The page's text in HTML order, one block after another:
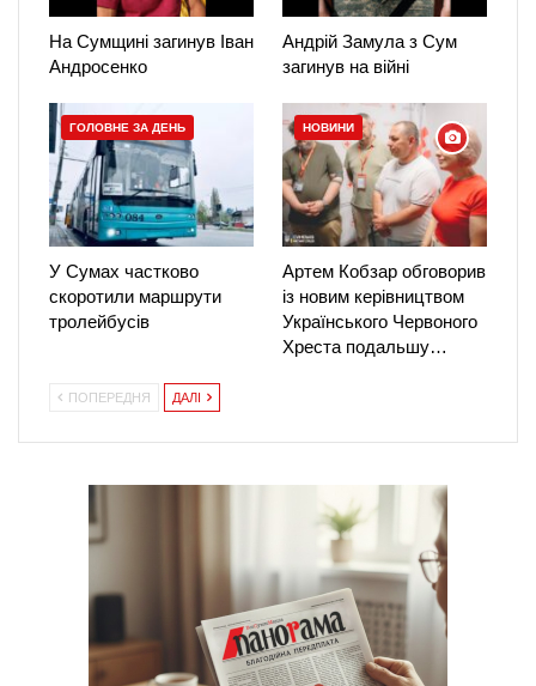
На Сумщині загинув Іван
Андросенко
Андрій Замула з Сум
загинув на війні
ГОЛОВНЕ ЗА ДЕНЬ
У Сумах частково
скоротили маршрути
тролейбусів
НОВИНИ
Артем Кобзар обговорив
із новим керівництвом
Українського Червоного
Хреста подальшу…
ПОПЕРЕДНЯ ДАЛІ